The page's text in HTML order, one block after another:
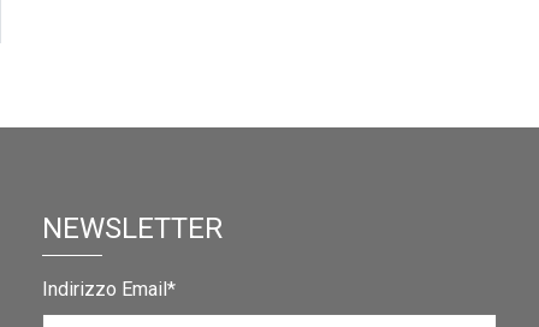
NEWSLETTER
Indirizzo Email*